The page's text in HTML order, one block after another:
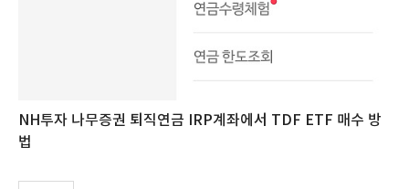
NH투자 나무증권 퇴직연금 IRP계좌에서 TDF ETF 매수 방
법